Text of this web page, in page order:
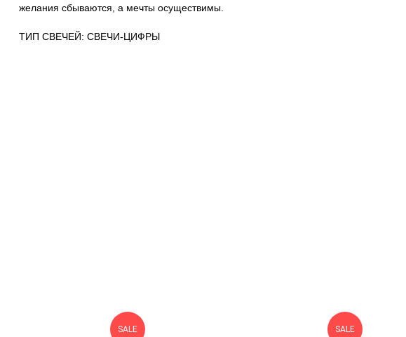
желания сбываются, а мечты осуществимы.
ТИП СВЕЧЕЙ: СВЕЧИ-ЦИФРЫ
SALE SALE